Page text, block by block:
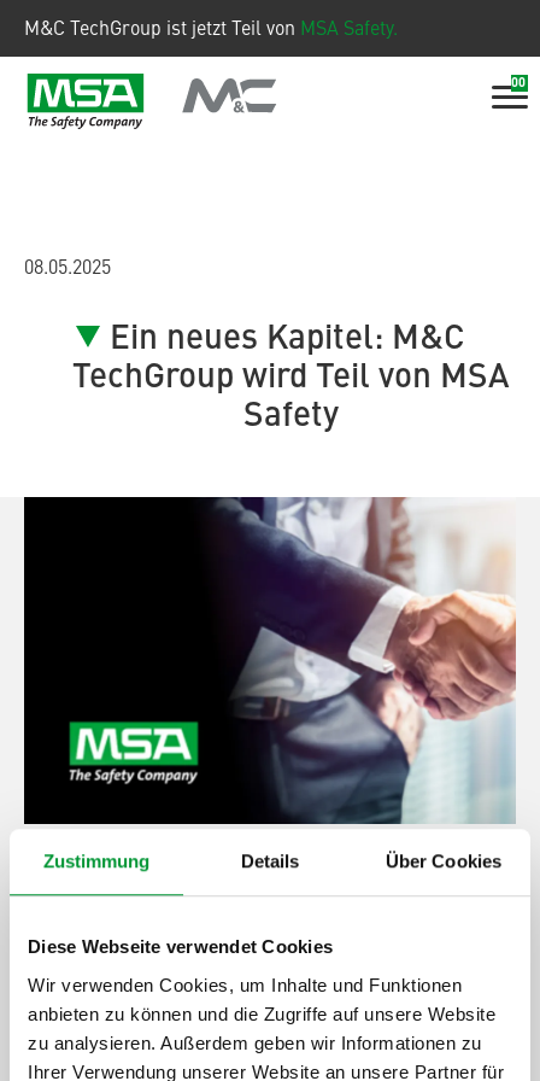
Zustimmung Details Über Cookies
Diese Webseite verwendet Cookies
Wir verwenden Cookies, um Inhalte und Funktionen
anbieten zu können und die Zugriffe auf unsere Website
zu analysieren. Außerdem geben wir Informationen zu
Ihrer Verwendung unserer Website an unsere Partner für
M&C TechGroup ist jetzt Teil von MSA Safety.
00
08.05.2025
Ein neues Kapitel: M&C
TechGroup wird Teil von MSA
Safety
Herstellung von anspruchsvollen Sicherheitsprodukten,
Pittsburgh, Pennsylvania, USA. Der Übernahmeprozess
wurde am 6. Mai 2025 erfolgreich abgeschlossen. Wir
freuen uns nun auf unsere Zukunft mit MSA Safety und
sind zuversichtlich, dass diese Transaktion neue Chancen